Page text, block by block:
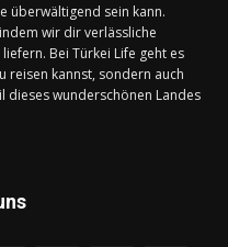
überwältigend sein kann.
wir dir verlässliche
Bei Türkei Life geht es
reisen kannst, sondern auch
dieses wunderschönen Landes